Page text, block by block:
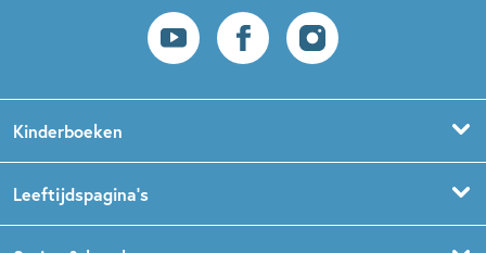
Kinderboeken
Prentenboeken
Leeftijdspagina’s